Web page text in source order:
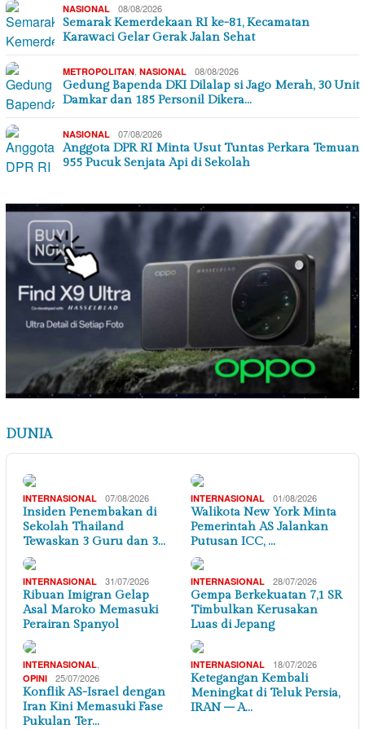
NASIONAL 08/08/2026
Semarak Kemerdekaan RI ke-81, Kecamatan
Karawaci Gelar Gerak Jalan Sehat
METROPOLITAN NASIONAL 08/08/2026
Gedung Bapenda DKI Dilalap si Jago Merah, 30 Unit
Damkar dan 185 Personil Dikera…
NASIONAL 07/08/2026
Anggota DPR RI Minta Usut Tuntas Perkara Temuan
955 Pucuk Senjata Api di Sekolah
DUNIA
INTERNASIONAL 07/08/2026
Insiden Penembakan di
Sekolah Thailand
Tewaskan 3 Guru dan 3…
INTERNASIONAL 01/08/2026
Walikota New York Minta
Pemerintah AS Jalankan
Putusan ICC, …
INTERNASIONAL 31/07/2026
Ribuan Imigran Gelap
Asal Maroko Memasuki
Perairan Spanyol
INTERNASIONAL 28/07/2026
Gempa Berkekuatan 7,1 SR
Timbulkan Kerusakan
Luas di Jepang
INTERNASIONAL
OPINI 25/07/2026
Konflik AS-Israel dengan
Iran Kini Memasuki Fase
Pukulan Ter…
INTERNASIONAL 18/07/2026
Ketegangan Kembali
Meningkat di Teluk Persia,
IRAN – A…